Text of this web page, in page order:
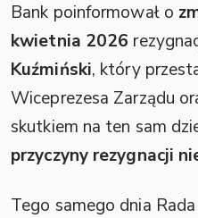
Bank poinformował o
kwietnia 2026
Kuźmiński, który
Wiceprezesa Zarządu
skutkiem na ten sam
przyczyny rezygnacji
Tego samego dnia